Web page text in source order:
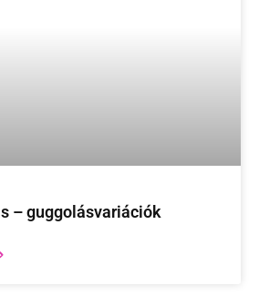
– guggolásvariációk